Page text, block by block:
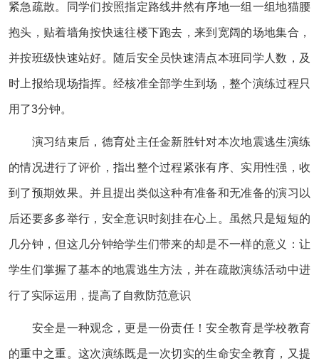
紧急疏散。同学们按照指定路线井然有序地一组一组地猫腰
抱头，贴着墙角按快速往楼下跑去，来到宽阔的场地集合，
并按班级快速站好。随后安全员快速清点本班同学人数，及
时上报给现场指挥。经核准全部学生到场，整个演练过程只
用了3分钟。
演习结束后，德育处主任金新胜针对本次地震逃生演练
的情况进行了评价，指出整个过程紧张有序、实用性强，收
到了预期效果。并且提出类似这种有准备和无准备的演习以
后还要多多举行，安全意识时刻挂在心上。虽然只是短短的
几分钟，但这几分钟给学生们带来的却是不一样的意义：让
学生们掌握了基本的地震逃生方法，并在疏散演练活动中进
行了实际运用，提高了自救防范意识
安全是一种观念，更是一份责任！安全教育是学校教育
的重中之重。这次演练既是一次切实的生命安全教育，又提